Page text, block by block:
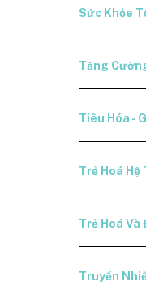
Sức Khỏe
Tăng
Tiêu Hóa -
Trẻ Hoá Hệ
Trẻ Hoá Và
Truyền